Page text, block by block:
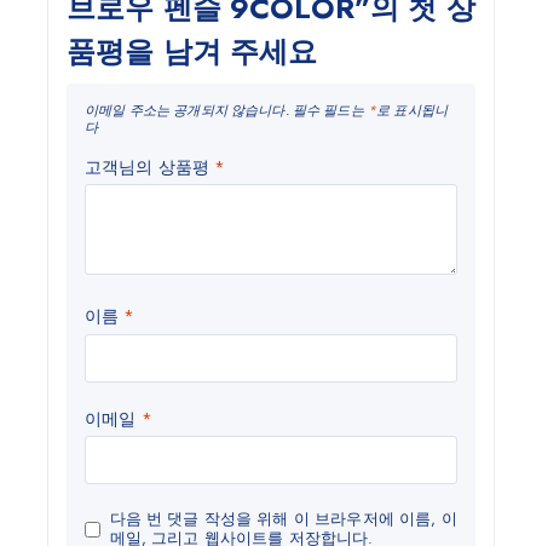
품평을 남겨 주세요
이메일 주소는 공개되지 않습니다. 필수 필드는 *로 표시됩니
다
고객님의 상품평 *
이름 *
이메일 *
다음 번 댓글 작성을 위해 이 브라우저에 이름, 이
메일, 그리고 웹사이트를 저장합니다.